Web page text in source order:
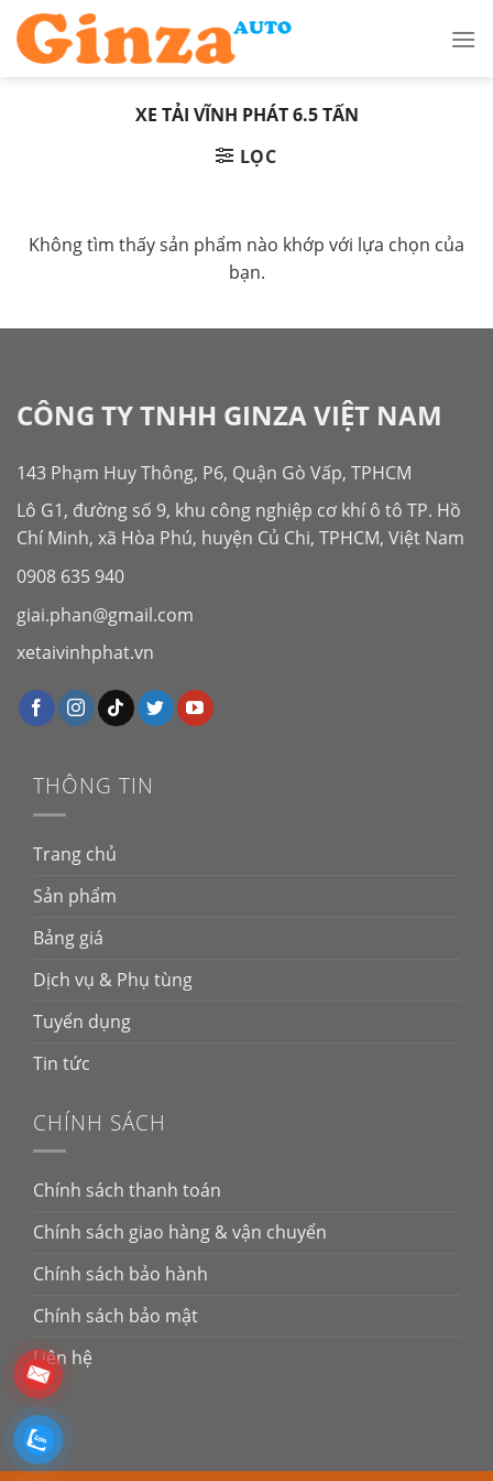
Skip
content
XE TẢI VĨNH PHÁT 6.5 TẤN
LỌC
Không tìm thấy sản phẩm nào khớp với lựa chọn của
bạn.
CÔNG TY TNHH GINZA VIỆT NAM
143 Phạm Huy Thông, P6, Quận Gò Vấp, TPHCM
Lô G1, đường số 9, khu công nghiệp cơ khí ô tô TP. Hồ
Chí Minh, xã Hòa Phú, huyện Củ Chi, TPHCM, Việt Nam
0908 635 940
giai.phan@gmail.com
xetaivinhphat.vn
THÔNG TIN
Trang chủ
Sản phẩm
Bảng giá
Dịch vụ & Phụ tùng
Tuyển dụng
Tin tức
CHÍNH SÁCH
Chính sách thanh toán
Chính sách giao hàng & vận chuyển
Chính sách bảo hành
Chính sách bảo mật
Liên hệ